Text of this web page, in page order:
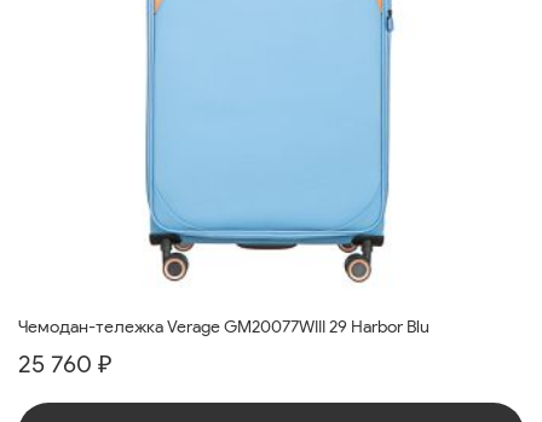
Чемодан-тележка Verage GM20077WIII 29 Harbor Blu
25 760 ₽